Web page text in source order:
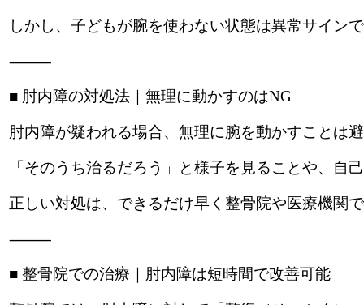
しかし、子どもが腕を使わない状態は異常サイン
⸻
■ 肘内障の対処法｜無理に動かすのはNG
肘内障が疑われる場合、無理に腕を動かすことは
「そのうち治るだろう」と様子を見ることや、
正しい対処は、できるだけ早く整骨院や医療機関
⸻
■ 整骨院での治療｜肘内障は短時間で改善可能